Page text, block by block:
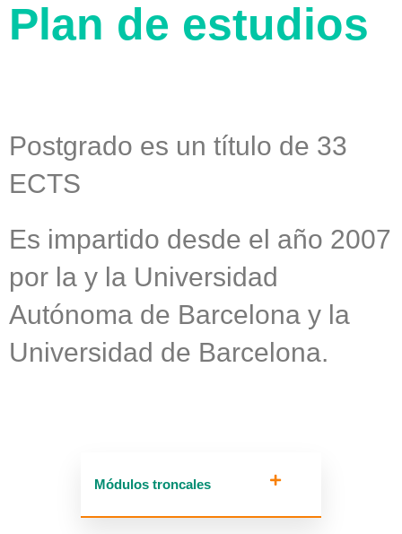
Plan de estudios
Postgrado es un título de 33
ECTS
Es impartido desde el año 2007
por la y la Universidad
Autónoma de Barcelona y la
Universidad de Barcelona.
Módulos troncales